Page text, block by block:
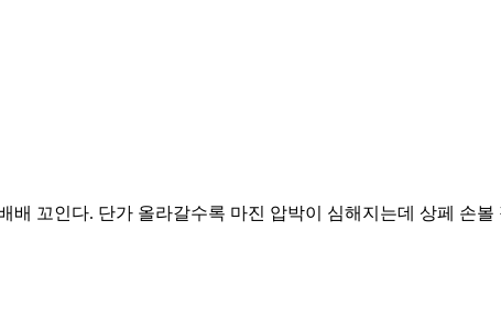
배 꼬인다. 단가 올라갈수록 마진 압박이 심해지는데 상페 손